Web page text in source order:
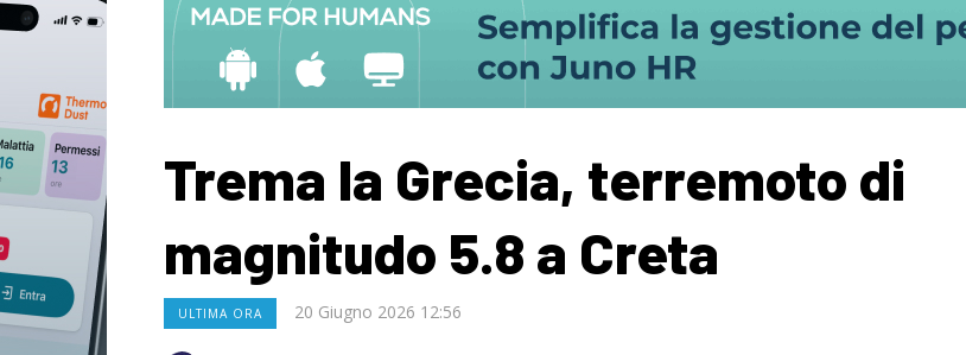
Trema la Grecia, terremoto di
magnitudo 5.8 a Creta
ULTIMA ORA 20 Giugno 2026 12:56